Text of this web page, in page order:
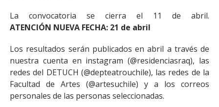
La convocatoria se cierra el 11 de abril.
ATENCIÓN NUEVA FECHA: 21 de abril
Los resultados serán publicados en abril a través de
nuestra cuenta en instagram (@residenciasraq), las
redes del DETUCH (@depteatrouchile), las redes de la
Facultad de Artes (@artesuchile) y a los correos
personales de las personas seleccionadas.